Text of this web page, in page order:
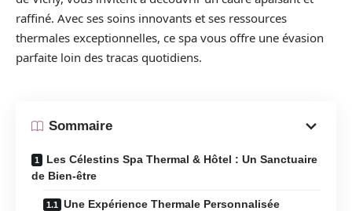
raffiné. Avec ses soins innovants et ses ressources
thermales exceptionnelles, ce spa vous offre une évasion
parfaite loin des tracas quotidiens.
Sommaire
Les Célestins Spa Thermal & Hôtel : Un Sanctuaire
de Bien-être
Une Expérience Thermale Personnalisée